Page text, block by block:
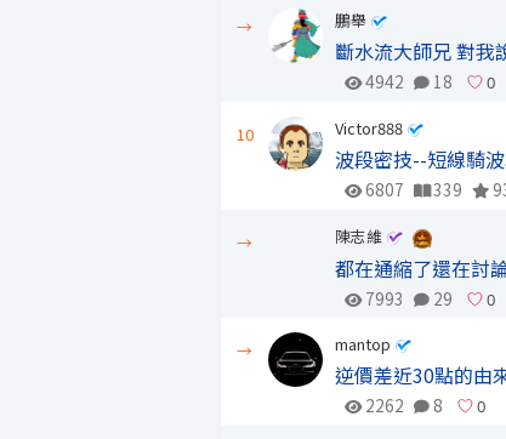
→ 鵬舉
斷水流大師兄 對我
4942 18
10 Victor888
波段密技--短線騎
6807 339
→ 陳志維
都在通縮了還在討
7993 29
→ mantop
逆價差近30點的由
2262 8